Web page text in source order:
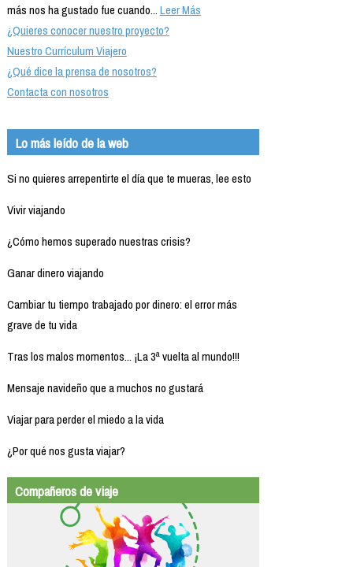
más nos ha gustado fue cuando...Leer Más
¿Quieres conocer nuestro proyecto?
Nuestro Currículum Viajero
¿Qué dice la prensa de nosotros?
Contacta con nosotros
Lo más leído de la web
Si no quieres arrepentirte el día que te mueras, lee esto
Vivir viajando
¿Cómo hemos superado nuestras crisis?
Ganar dinero viajando
Cambiar tu tiempo trabajado por dinero: el error más
grave de tu vida
Tras los malos momentos... ¡La 3ª vuelta al mundo!!!
Mensaje navideño que a muchos no gustará
Viajar para perder el miedo a la vida
¿Por qué nos gusta viajar?
Compañeros de viaje